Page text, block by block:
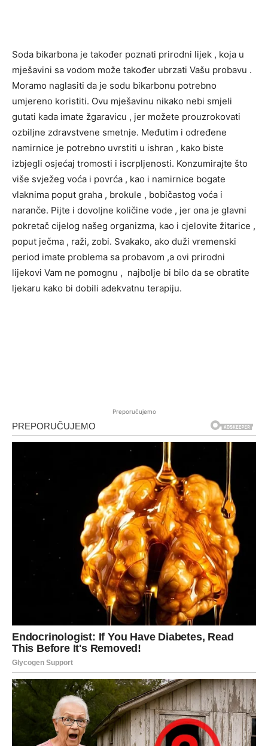
Soda bikarbona je također poznati prirodni lijek , koja u
mješavini sa vodom može također ubrzati Vašu probavu .
Moramo naglasiti da je sodu bikarbonu potrebno
umjereno koristiti. Ovu mješavinu nikako nebi smjeli
gutati kada imate žgaravicu , jer možete prouzrokovati
ozbiljne zdravstvene smetnje. Međutim i određene
namirnice je potrebno uvrstiti u ishran , kako biste
izbjegli osjećaj tromosti i iscrpljenosti. Konzumirajte što
više svježeg voća i povrća , kao i namirnice bogate
vlaknima poput graha , brokule , bobičastog voća i
naranče. Pijte i dovoljne količine vode , jer ona je glavni
pokretač cijelog našeg organizma, kao i cjelovite žitarice ,
poput ječma , raži, zobi. Svakako, ako duži vremenski
period imate problema sa probavom ,a ovi prirodni
lijekovi Vam ne pomognu , najbolje bi bilo da se obratite
ljekaru kako bi dobili adekvatnu terapiju.
Preporučujemo